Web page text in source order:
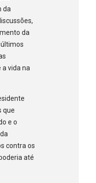
da
da
vida na
que
e o
contra os
até